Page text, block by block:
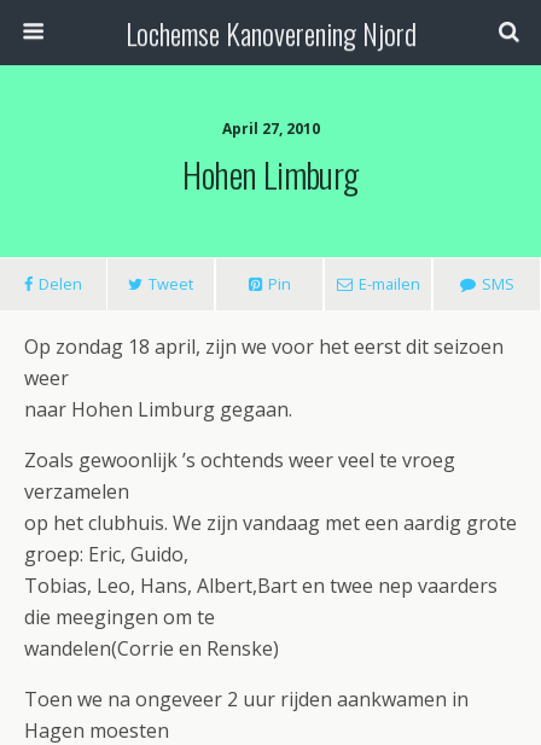
Lochemse Kanoverening Njord
April 27, 2010
Hohen Limburg
Delen Tweet Pin E-mailen SMS
Op zondag 18 april, zijn we voor het eerst dit seizoen
weer
naar Hohen Limburg gegaan.
Zoals gewoonlijk ’s ochtends weer veel te vroeg
verzamelen
op het clubhuis. We zijn vandaag met een aardig grote
groep: Eric, Guido,
Tobias, Leo, Hans, Albert,Bart en twee nep vaarders
die meegingen om te
wandelen(Corrie en Renske)
Toen we na ongeveer 2 uur rijden aankwamen in
Hagen moesten